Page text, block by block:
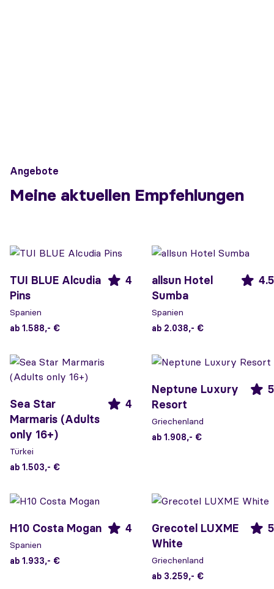
Angebote
Meine aktuellen Empfehlungen
TUI BLUE Alcudia
Pins
4
Spanien
ab 1.588,- €
allsun Hotel
Sumba
4.5
Spanien
ab 2.038,- €
Sea Star
Marmaris (Adults
only 16+)
4
Türkei
ab 1.503,- €
Neptune Luxury
Resort
5
Griechenland
ab 1.908,- €
H10 Costa Mogan 4
Spanien
ab 1.933,- €
Grecotel LUXME
White
5
Griechenland
ab 3.259,- €